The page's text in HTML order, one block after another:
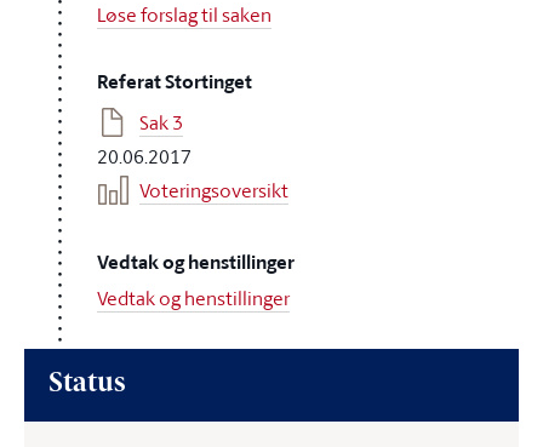
Løse forslag til saken
Referat Stortinget
Sak 3
20.06.2017
Voteringsoversikt
Vedtak og henstillinger
Vedtak og henstillinger
Status